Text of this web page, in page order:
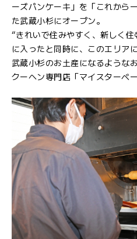
ーズパンケーキ」を「これから
た武蔵小杉にオープン。
“きれいで住みやすく、新しく
に入ったと同時に、このエリア
武蔵小杉のお土産になるような
クーヘン専門店「マイスターベ